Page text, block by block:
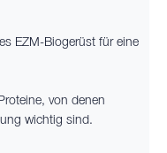
EZM-Biogerüst für eine
von denen
wichtig sind.